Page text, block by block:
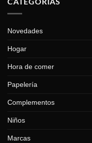
Novedades
Hogar
Hora de comer
Papelería
Complementos
Niños
Marcas